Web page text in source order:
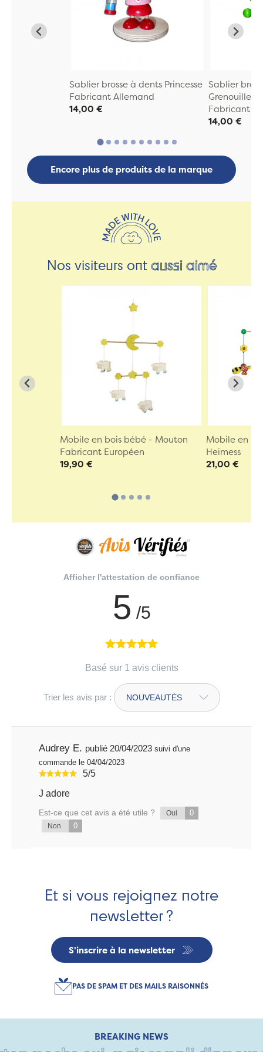
Sablier brosse à dents Princesse
Fabricant Allemand
14,00 €
Sablier
Grenouille
Fabricant
14,00 €
Encore plus de produits de la marque
Nos visiteurs ontaussi aimé
Mobile en bois bébé - Mouton
Fabricant Européen
19,90 €
Mobile en
Heimess
21,00 €
Afficher l'attestation de confiance
5 /5
Basé sur 1 avis clients
Trier les avis par :
Audrey E. publié 20/04/2023 suivi d'une
commande le 04/04/2023
5/5
J adore
Est-ce que cet avis a été utile ? Oui 0
Non 0
Et si vous rejoignez notre
newsletter ?
S'inscrire à la newsletter
PAS DE SPAM ET DES MAILS RAISONNÉS
BREAKING NEWS